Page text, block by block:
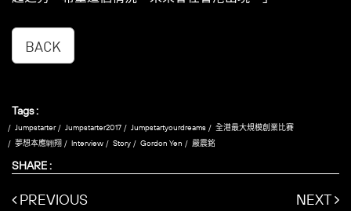
BACK
Tags :
Jumpstarter Jumpstarter2017 Jumpstartyourdreams
全港最大規模創業比賽
夢想本應翺翔
Interview Story Gordon Yen 嚴震銘
SHARE :
PREVIOUS NEXT